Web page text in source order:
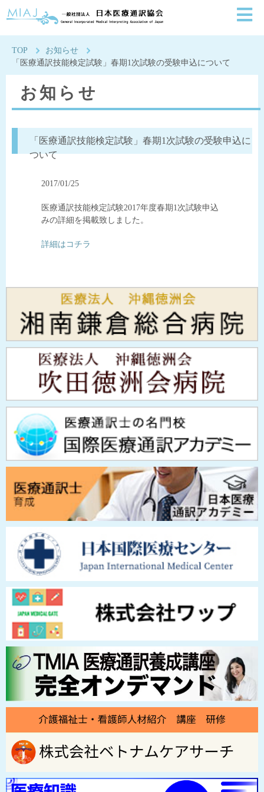
一般社団法人日本医療
TOP
お知らせ
「医療通訳技能検定試験」春期1次試験の受験申込について
お知らせ
「医療通訳技能検定試験」春期1次試験の受験申込に
ついて
2017/01/25
医療通訳技能検定試験2017年度春期1次試験申込
みの詳細を掲載致しました。
詳細はコチラ